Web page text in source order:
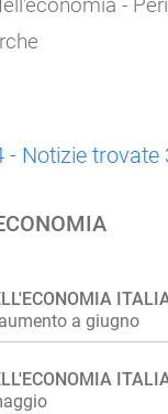
- Notizie trovate
a giugno